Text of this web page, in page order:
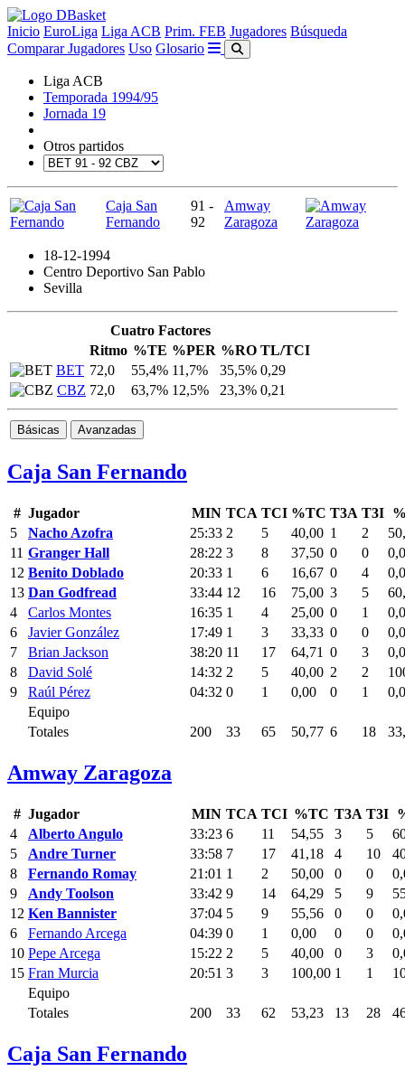
Inicio EuroLiga Liga ACB Prim. FEB Jugadores Búsqueda
Comparar Jugadores Uso Glosario
Liga ACB
Temporada 1994/95
Jornada 19
Otros partidos
Caja San
Fernando
91 -
92
Amway
Zaragoza
18-12-1994
Centro Deportivo San Pablo
Sevilla
Cuatro Factores
Ritmo %TE %PER %RO TL/TCI
BET 72,0 55,4% 11,7% 35,5% 0,29
CBZ 72,0 63,7% 12,5% 23,3% 0,21
Básicas Avanzadas
Caja San Fernando
# Jugador MIN TCA TCI %TC T3A T3I
5
Nacho Azofra 25:33 2 5 40,00 1 2
11 Granger Hall 28:22 3 8 37,50 0 0
0,0
12 Benito Doblado 20:33 1 6 16,67 0 4
13 Dan Godfread 33:44 12 16 75,00 3 5
4
Carlos Montes 16:35 1 4 25,00 0 1
6
Javier González 17:49 1 3 33,33 0 0
0,0
7
Brian Jackson 38:20 11 17 64,71 0 3
8
David Solé 14:32 2 5 40,00 2 2
9
Raúl Pérez 04:32 0 1 0,00 0 1
Equipo
Totales
200 33 65 50,77 6 18
Amway Zaragoza
# Jugador MIN TCA TCI %TC T3A T3I
4
Alberto Angulo 33:23 6 11 54,55 3 5
5
Andre Turner 33:58 7 17 41,18 4 10
8
Fernando Romay 21:01 1 2 50,00 0 0
9
Andy Toolson 33:42 9 14 64,29 5 9
12 Ken Bannister 37:04 5 9 55,56 0 0
6
Fernando Arcega 04:39 0 1 0,00 0 0
10 Pepe Arcega 15:22 2 5 40,00 0 3
15 Fran Murcia 20:51 3 3 100,00 1 1
Equipo
Totales
200 33 62 53,23 13 28
Caja San Fernando